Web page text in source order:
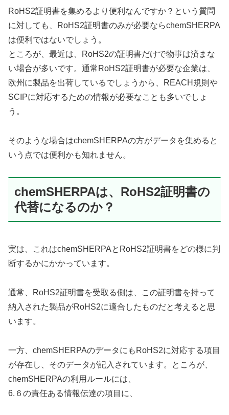
RoHS2証明書を集めるより便利なんですか？という質問
に対しても、RoHS2証明書のみが必要ならchemSHERPA
は便利ではないでしょう。
ところが、最近は、RoHS2の証明書だけで物事は済まな
い場合が多いです。通常RoHS2証明書が必要な企業は、
欧州に製品を出荷しているでしょうから、REACH規則や
SCIPに対応するための情報が必要なことも多いでしょ
う。
そのような場合はchemSHERPAの方がデータを集めると
いう点では便利かも知れません。
chemSHERPAは、RoHS2証明書の
代替になるのか？
実は、これはchemSHERPAとRoHS2証明書をどの様に判
断するかにかかっています。
通常、RoHS2証明書を受取る側は、この証明書を持って
納入された製品がRoHS2に適合したものだと考えると思
います。
一方、chemSHERPAのデータにもRoHS2に対応する項目
が存在し、そのデータが記入されています。ところが、
chemSHERPAの利用ルールには、
6.６の責任ある情報伝達の項目に、